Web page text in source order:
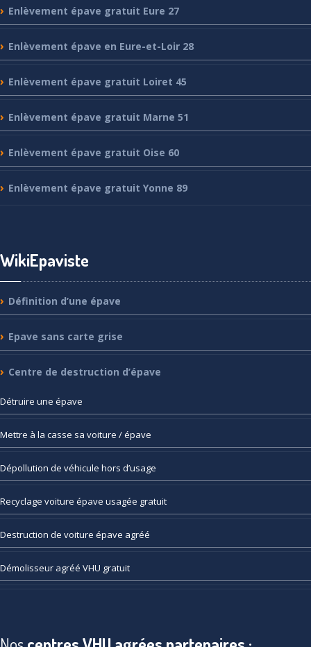
Enlèvement épave gratuit Eure 27
Enlèvement épave en Eure-et-Loir 28
Enlèvement épave gratuit Loiret 45
Enlèvement épave gratuit Marne 51
Enlèvement épave gratuit Oise 60
Enlèvement épave gratuit Yonne 89
WikiEpaviste
Définition d’une épave
Epave sans carte grise
Centre de destruction d’épave
Détruire une épave
Mettre à la casse sa voiture / épave
Dépollution de véhicule hors d’usage
Recyclage voiture épave usagée gratuit
Destruction de voiture épave agréé
Démolisseur agréé VHU gratuit